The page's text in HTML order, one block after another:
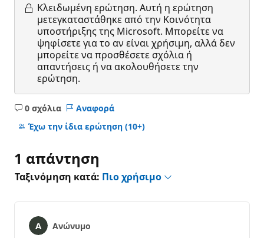
Κλειδωμένη ερώτηση. Αυτή η ερώτηση
μετεγκαταστάθηκε από την Κοινότητα
υποστήριξης της Microsoft. Μπορείτε να
ψηφίσετε για το αν είναι χρήσιμη, αλλά δεν
μπορείτε να προσθέσετε σχόλια ή
απαντήσεις ή να ακολουθήσετε την
ερώτηση.
0 σχόλια
Κανένα
σχόλιο
Αναφορά
Έχω την ίδια ερώτηση (10+)
1 απάντηση
Ταξινόμηση κατά: Πιο χρήσιμο
Ανώνυμο